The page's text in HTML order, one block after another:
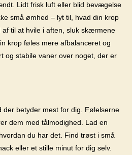
Lidt frisk luft eller blid bevægelse
små ømhed – lyt til, hvad din krop
til at hvile i aften, sluk skærmene
krop føles mere afbalanceret og
og stabile vaner over noget, der er
der betyder mest for dig. Følelserne
dem med tålmodighed. Lad en
du har det. Find trøst i små
eller et stille minut for dig selv.